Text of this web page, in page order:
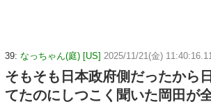
39: なっちゃん(庭) [US] 2025/11/21(金)
そもそも日本政府側だったから
てたのにしつこく聞いた岡田が